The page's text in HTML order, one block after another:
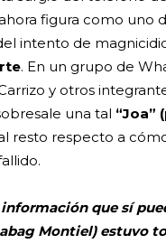
figura como uno
intento de
. En un grupo de
y otros
una tal “Joa”
resto respecto a
información que sí
Montiel) estuvo